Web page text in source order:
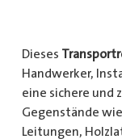
Dieses
Handwerker,
eine sichere und
Gegenstände
Leitungen,